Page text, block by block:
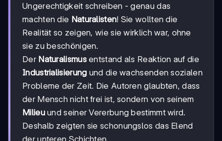
Ungerechtigkeit schreiben - genau das
machten die Naturalisten! Sie wollten die
Realität so zeigen, wie sie wirklich war, ohne
sie zu beschönigen.
Der Naturalismusentstand als Reaktion auf die
Industrialisierung und die wachsenden sozialen
Probleme der Zeit. Die Autoren glaubten, dass
der Mensch nicht frei ist, sondern von seinem
Milieuund seiner Vererbung bestimmt wird.
Deshalb zeigten sie schonungslos das Elend
der unteren Schichten.